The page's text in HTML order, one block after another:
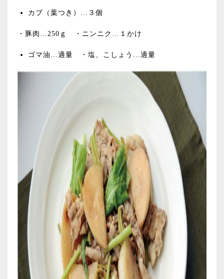
カブ（葉つき）…３個
・豚肉…250ｇ ・ニンニク…１かけ
ゴマ油…適量 ・塩、こしょう…適量